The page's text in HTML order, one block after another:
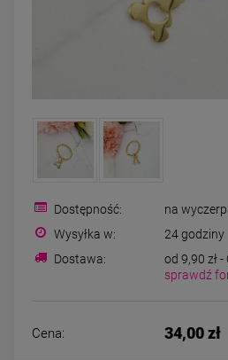
CHIRURGICZNA motylek
czarny
39,00 zł
Dostępność:
na
Wysyłka w:
24 godziny
Dostawa:
od 9,90 zł -
sprawdź
Cena: 34,00 zł